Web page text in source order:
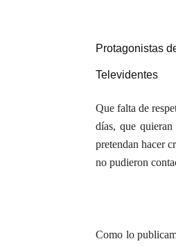
Protagonistas
Televidentes
Que falta de
días, que
pretendan hacer
no pudieron
Como lo